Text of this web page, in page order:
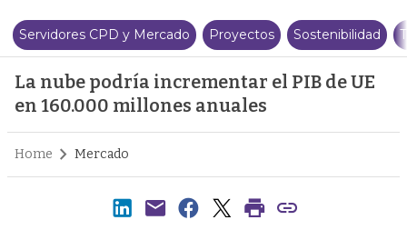
Servidores CPD y Mercado Proyectos Sostenibilidad
La nube podría incrementar el PIB de UE
en 160.000 millones anuales
Home Mercado